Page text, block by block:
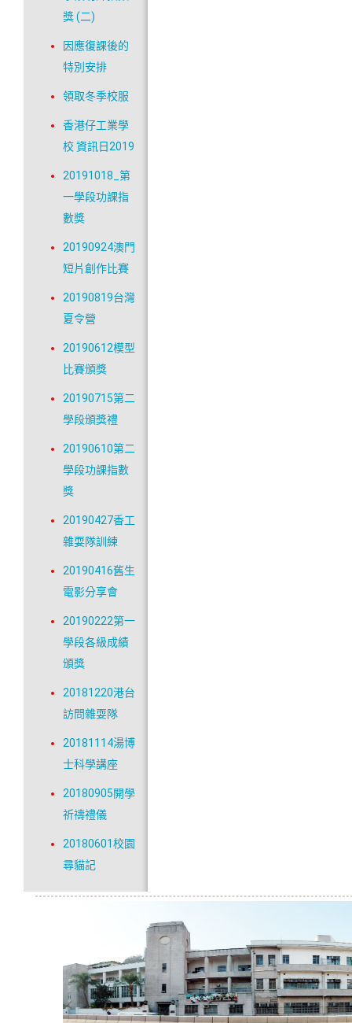
獎 (二)
因應復課後的
特別安排
領取冬季校服
香港仔工業學
校 資訊日2019
20191018_第
一學段功課指
數獎
20190924澳門
短片創作比賽
20190819台灣
夏令營
20190612模型
比賽頒獎
20190715第二
學段頒獎禮
20190610第二
學段功課指數
獎
20190427香工
雜耍隊訓練
20190416舊生
電影分享會
20190222第一
學段各級成績
頒獎
20181220港台
訪問雜耍隊
20181114湯博
士科學講座
20180905開學
祈禱禮儀
20180601校園
尋貓記